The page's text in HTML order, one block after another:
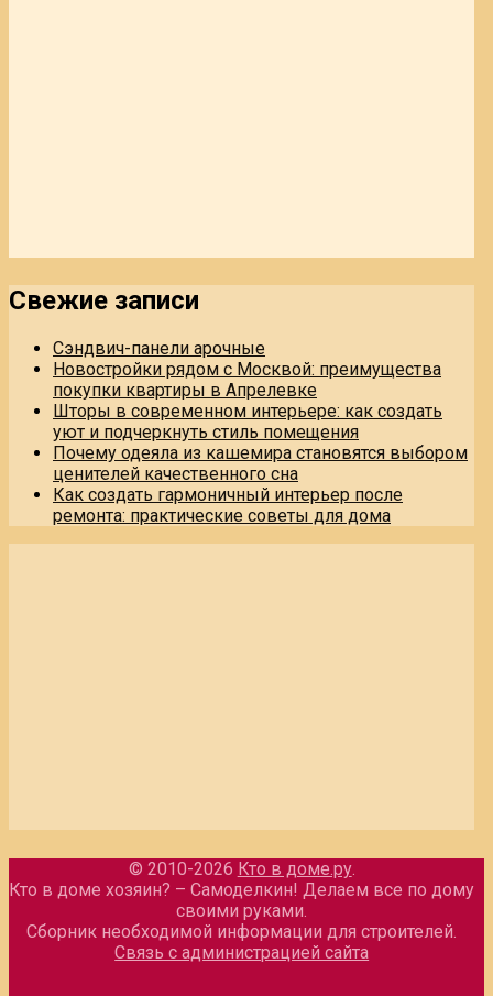
Свежие записи
Сэндвич-панели арочные
Новостройки рядом с Москвой: преимущества
покупки квартиры в Апрелевке
Шторы в современном интерьере: как создать
уют и подчеркнуть стиль помещения
Почему одеяла из кашемира становятся выбором
ценителей качественного сна
Как создать гармоничный интерьер после
ремонта: практические советы для дома
© 2010-2026 Кто в доме.ру.
Кто в доме хозяин? – Самоделкин! Делаем все по дому
своими руками.
Сборник необходимой информации для строителей.
Связь с администрацией сайта